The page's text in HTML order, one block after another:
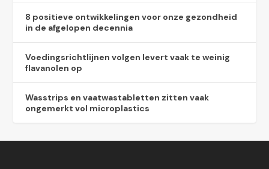
8 positieve ontwikkelingen voor onze gezondheid
in de afgelopen decennia
Voedingsrichtlijnen volgen levert vaak te weinig
flavanolen op
Wasstrips en vaatwastabletten zitten vaak
ongemerkt vol microplastics